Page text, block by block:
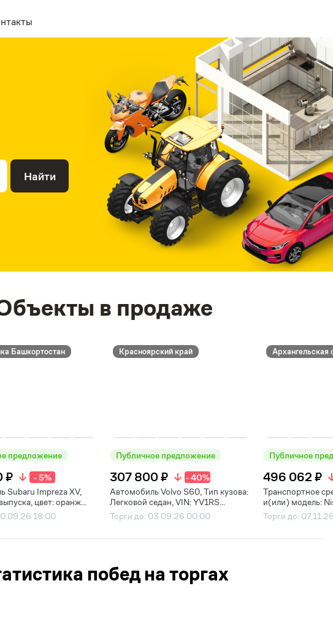
Найти
в продаже
Башкортостан
предложение
₽
- 5%
Subaru Impreza XV,
цвет: оранж...
18:00
Красноярский край
Публичное предложение
307 800 ₽
- 40%
Автомобиль Volvo S60, Тип кузова:
Легковой седан, VIN: YV1RS...
Торги до: 03.09.26 00:00
Архангельская
Публичное
496 062 ₽
Транспортное
и(или) модель:
Торги до:
побед на торгах